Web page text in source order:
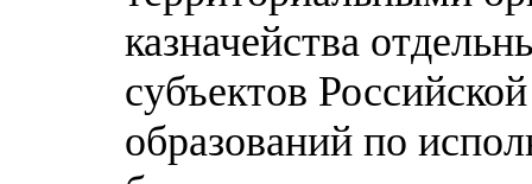
казначейства
субъектов
образований по